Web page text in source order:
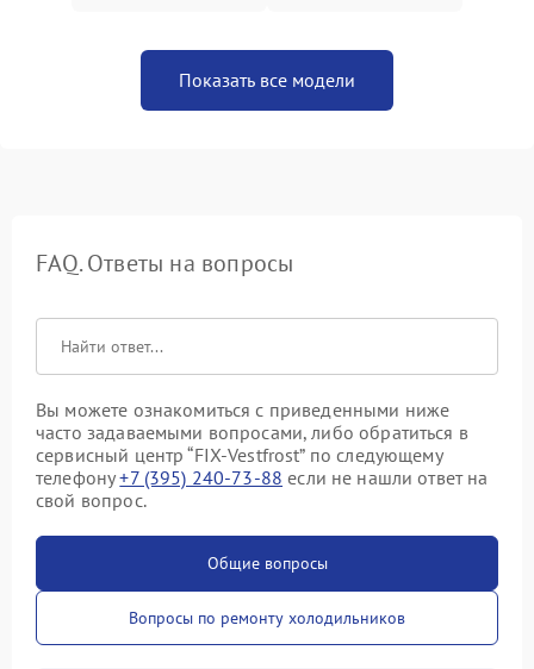
Показать все модели
FAQ. Ответы на вопросы
Вы можете ознакомиться с приведенными ниже
часто задаваемыми вопросами, либо обратиться в
сервисный центр “FIX-Vestfrost” по следующему
телефону+7 (395) 240-73-88 если не нашли ответ на
свой вопрос.
Общие вопросы
Вопросы по ремонту холодильников